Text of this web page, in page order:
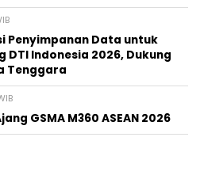
Penyimpanan Data untuk
DTI Indonesia 2026, Dukung
Tenggara
GSMA M360 ASEAN 2026